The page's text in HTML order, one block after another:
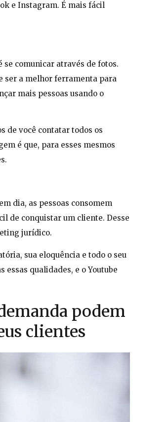
e Instagram. É mais fácil
se comunicar através de fotos.
ser a melhor ferramenta para
mais pessoas usando o
de você contatar todos os
é que, para esses mesmos
dia, as pessoas consomem
de conquistar um cliente. Desse
jurídico.
sua eloquência e todo o seu
qualidades, e o Youtube
podem
clientes